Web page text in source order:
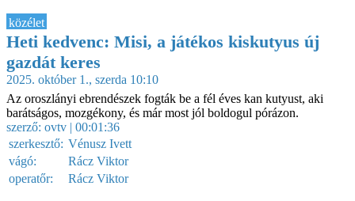
közélet
Heti kedvenc: Misi, a játékos kiskutyus új
gazdát keres
2025. október 1., szerda 10:10
Az oroszlányi ebrendészek fogták be a fél éves kan kutyust, aki
barátságos, mozgékony, és már most jól boldogul pórázon.
szerző: ovtv | 00:01:36
szerkesztő: Vénusz Ivett
vágó:
Rácz Viktor
operatőr:
Rácz Viktor